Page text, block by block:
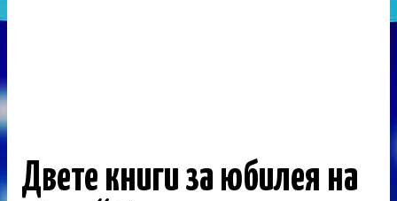
Двете книги за юбилея на